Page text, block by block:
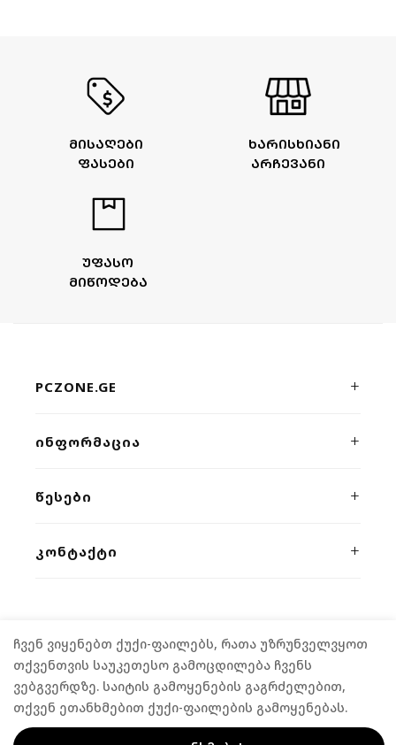
ᲮᲐᲠᲘᲡᲮᲘᲐᲜᲘ
ᲐᲠᲩᲔᲕᲐᲜᲘ
ᲛᲘᲡᲐᲦᲔᲑᲘ
ᲤᲐᲡᲔᲑᲘ
ᲣᲤᲐᲡᲝ
ᲛᲘᲬᲝᲓᲔᲑᲐ
PCZONE.GE
მოწყობილობების ონლაინ მაღაზია. ხარისხი, სისწრაფე
ᲘᲜᲤᲝᲠᲛᲐᲪᲘᲐ
მიწოდება
ᲬᲔᲡᲔᲑᲘ
როგორ შევიძინოთ
ᲙᲝᲜᲢᲐᲥᲢᲘ
contact@pczone.ge
© 2026 PCZONE.GE. ALL RIGHTS RESERVED.
ჩვენ ვიყენებთ ქუქი-ფაილებს, რათა უზრუნველვყოთ
თქვენთვის საუკეთესო გამოცდილება ჩვენს
ვებგვერდზე. საიტის გამოყენების გაგრძელებით,
თქვენ ეთანხმებით ქუქი-ფაილების გამოყენებას.